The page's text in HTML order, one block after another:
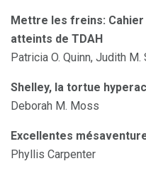
Mettre les freins:
atteints de TDAH
Patricia O. Quinn, Judith
Shelley, la tortue
Deborah M. Moss
Excellentes
Phyllis Carpenter